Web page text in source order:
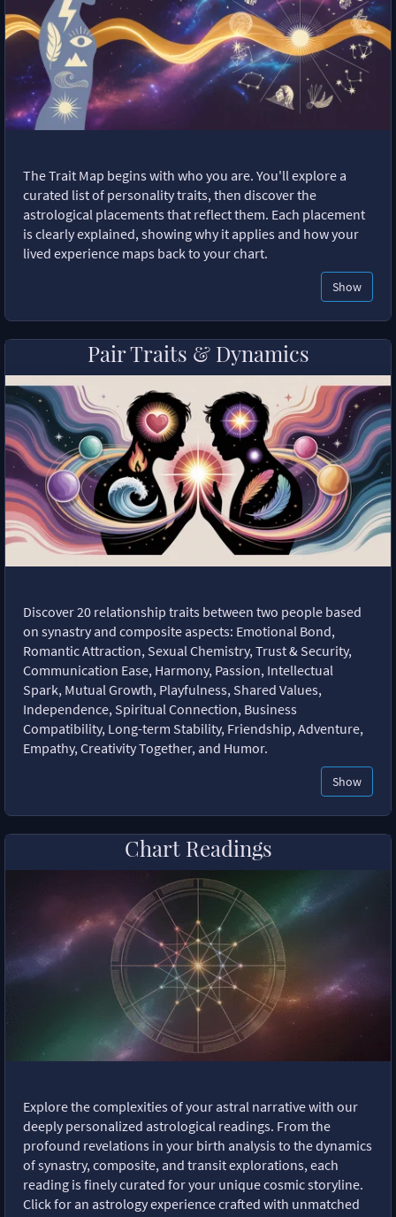
The Trait Map begins with who you are. You'll explore a
curated list of personality traits, then discover the
astrological placements that reflect them. Each placement
is clearly explained, showing why it applies and how your
lived experience maps back to your chart.
Show
Pair Traits & Dynamics
Discover 20 relationship traits between two people based
on synastry and composite aspects: Emotional Bond,
Romantic Attraction, Sexual Chemistry, Trust & Security,
Communication Ease, Harmony, Passion, Intellectual
Spark, Mutual Growth, Playfulness, Shared Values,
Independence, Spiritual Connection, Business
Compatibility, Long-term Stability, Friendship, Adventure,
Empathy, Creativity Together, and Humor.
Show
Chart Readings
Explore the complexities of your astral narrative with our
deeply personalized astrological readings. From the
profound revelations in your birth analysis to the dynamics
of synastry, composite, and transit explorations, each
reading is finely curated for your unique cosmic storyline.
Click for an astrology experience crafted with unmatched